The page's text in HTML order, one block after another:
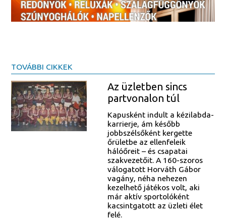
TOVÁBBI CIKKEK
Az üzletben sincs
partvonalon túl
Kapusként indult a kézilabda-
karrierje, ám később
jobbszélsőként kergette
őrületbe az ellenfeleik
hálóőreit – és csapatai
szakvezetőit. A 160-szoros
válogatott Horváth Gábor
vagány, néha nehezen
kezelhető játékos volt, aki
már aktív sportolóként
kacsintgatott az üzleti élet
felé.